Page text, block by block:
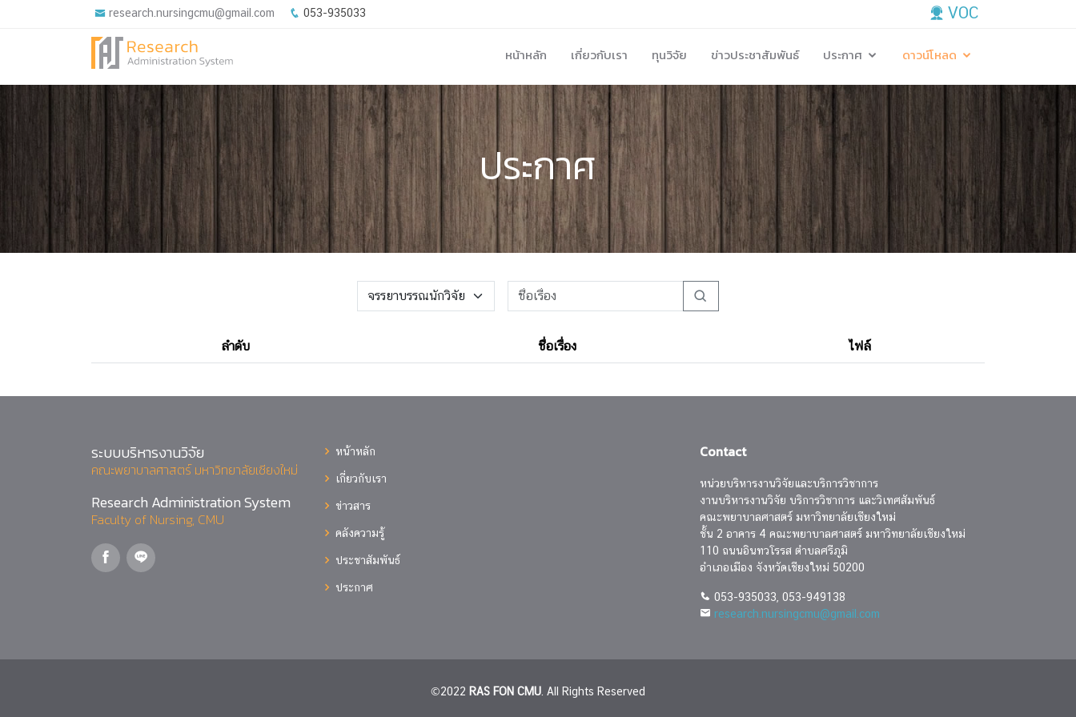
research.nursingcmu@gmail.com 053-935033 VOC
หน้าหลัก เกี่ยวกับเรา ทุนวิจัย ข่าวประชาสัมพันธ์ ประกาศ ดาวน์โหลด
ประกาศ
ลำดับ ชื่อเรื่อง ไฟล์
ระบบบริหารงานวิจัย
คณะพยาบาลศาสตร์ มหาวิทยาลัยเชียงใหม่
Research Administration System
Faculty of Nursing, CMU
หน้าหลัก
เกี่ยวกับเรา
ข่าวสาร
คลังความรู้
ประชาสัมพันธ์
ประกาศ
Contact
หน่วยบริหารงานวิจัยและบริการวิชาการ
งานบริหารงานวิจัย บริการวิชาการ และวิเทศสัมพันธ์
คณะพยาบาลศาสตร์ มหาวิทยาลัยเชียงใหม่
ชั้น 2 อาคาร 4 คณะพยาบาลศาสตร์ มหาวิทยาลัยเชียงใหม่
110 ถนนอินทวโรรส ตำบลศรีภูมิ
อำเภอเมือง จังหวัดเชียงใหม่ 50200
053-935033, 053-949138
research.nursingcmu@gmail.com
©2022 RAS FON CMU . All Rights Reserved